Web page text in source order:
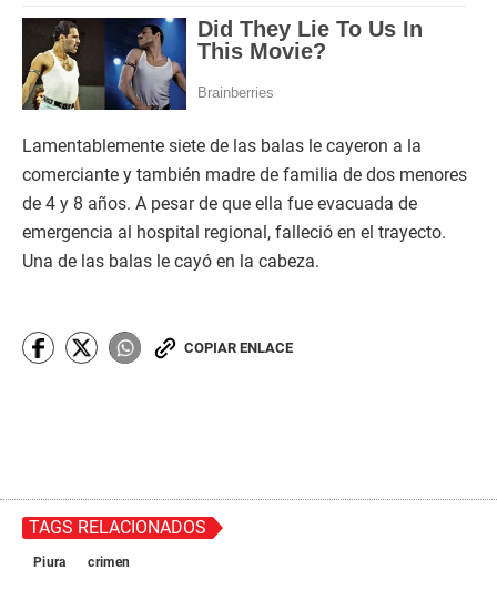
Lamentablemente siete de las balas le cayeron a la
comerciante y también madre de familia de dos menores
de 4 y 8 años. A pesar de que ella fue evacuada de
emergencia al hospital regional, falleció en el trayecto.
Una de las balas le cayó en la cabeza.
COPIAR ENLACE
TAGS RELACIONADOS
Piura crimen